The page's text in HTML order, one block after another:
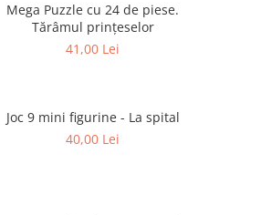
Mega Puzzle cu 24 de piese.
Tărâmul prințeselor
41,00 Lei
Joc 9 mini figurine - La spital
40,00 Lei